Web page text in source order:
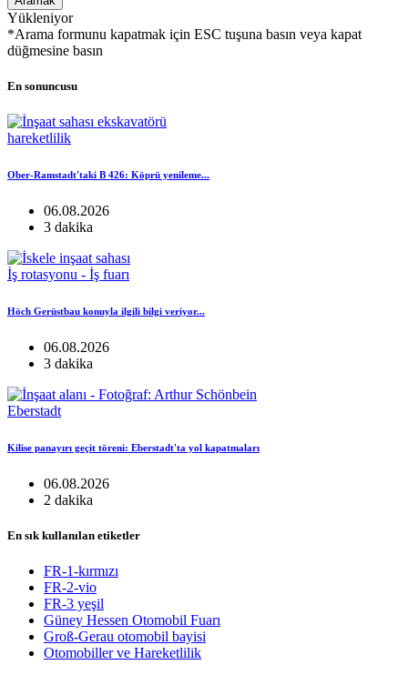
Yükleniyor
*Arama formunu kapatmak için ESC tuşuna basın veya kapat
düğmesine basın
En sonuncusu
hareketlilik
Ober-Ramstadt'taki B 426: Köprü yenileme...
06.08.2026
3 dakika
İş rotasyonu - İş fuarı
Höch Gerüstbau konuyla ilgili bilgi veriyor...
06.08.2026
3 dakika
Eberstadt
Kilise panayırı geçit töreni: Eberstadt'ta yol kapatmaları
06.08.2026
2 dakika
En sık kullanılan etiketler
FR-1-kırmızı
FR-2-vio
FR-3 yeşil
Güney Hessen Otomobil Fuarı
Groß-Gerau otomobil bayisi
Otomobiller ve Hareketlilik